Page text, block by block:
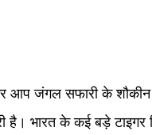
आप जंगल सफारी के
भारत के कई बड़े टाइगर